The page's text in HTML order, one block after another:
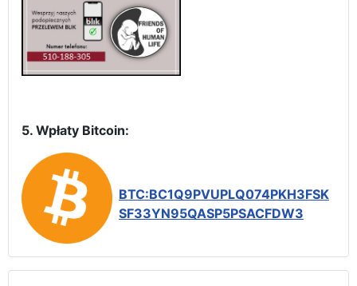
5. Wpłaty Bitcoin:
BTC:BC1Q9PVUPLQ074PKH3FSK
SF33YN95QASP5PSACFDW3